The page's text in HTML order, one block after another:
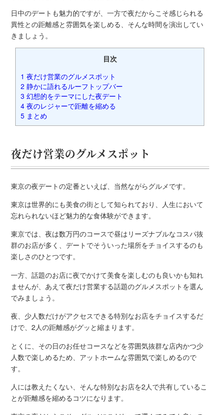
日中のデートも魅力的ですが、一方で夜だからこそ感じられる
異性との距離感と雰囲気を楽しめる、そんな時間を演出してい
きましょう。
目次
1 夜だけ営業のグルメスポット
2 静かに語れるルーフトップバー
3 幻想的をテーマにした夜デート
4 夜のレジャーで距離を縮める
5 まとめ
夜だけ営業のグルメスポット
東京の夜デートの定番といえば、当然ながらグルメです。
東京は世界的にも美食の街として知られており、人生において
忘れられないほど魅力的な食体験ができます。
東京では、夜は数万円のコースで昼はリーズナブルなコスパ抜
群のお店が多く、デートでそういった場所をチョイスするのも
楽しさのひとつです。
一方、話題のお店に夜でかけて美食を楽しむのも良いかも知れ
ませんが、あえて夜だけ営業する話題のグルメスポットを選ん
でみましょう。
夜、少人数だけがアクセスできる特別なお店をチョイスするだ
けで、2人の距離感がグッと縮まります。
とくに、その日のお任せコースなどを雰囲気抜群な店内かつ少
人数で楽しめるため、アットホームな雰囲気で楽しめるので
す。
人には教えたくない、そんな特別なお店を2人で共有しているこ
とが距離感を縮めるコツになります。